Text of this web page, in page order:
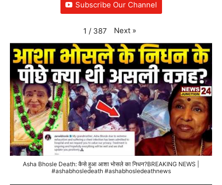
Subscribe Our Channel
1 / 387 Next »
Asha Bhosle Death: कैसे हुआ आशा भोसले का निधन?BREAKING NEWS |
#ashabhosledeath #ashabhosledeathnews